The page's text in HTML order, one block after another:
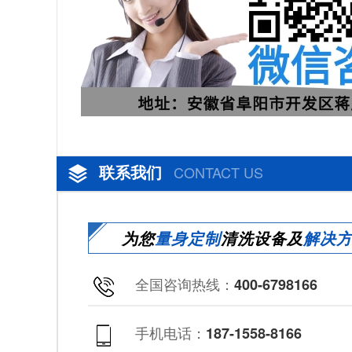
联系我们 CONTACT US
为您量身定制清洗设备及解决
全国咨询热线： 400-6798166
手机电话： 187-1558-8166